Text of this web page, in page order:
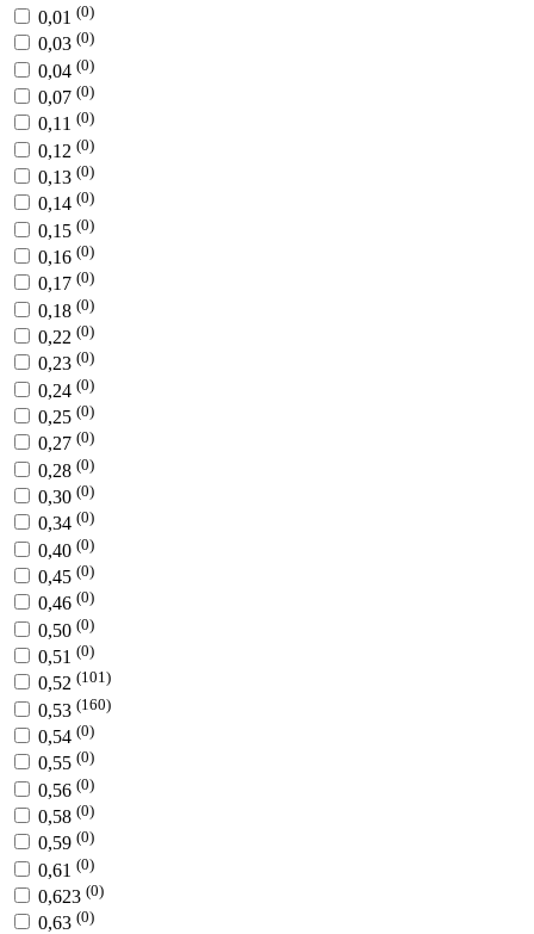
0,01 (0)
0,03 (0)
0,04 (0)
0,07 (0)
0,11 (0)
0,12 (0)
0,13 (0)
0,14 (0)
0,15 (0)
0,16 (0)
0,17 (0)
0,18 (0)
0,22 (0)
0,23 (0)
0,24 (0)
0,25 (0)
0,27 (0)
0,28 (0)
0,30 (0)
0,34 (0)
0,40 (0)
0,45 (0)
0,46 (0)
0,50 (0)
0,51 (0)
0,52 (101)
0,53 (160)
0,54 (0)
0,55 (0)
0,56 (0)
0,58 (0)
0,59 (0)
0,61 (0)
0,623 (0)
0,63 (0)